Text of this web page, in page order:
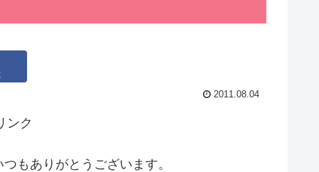
2011.08.04
ンク
もありがとうございます。